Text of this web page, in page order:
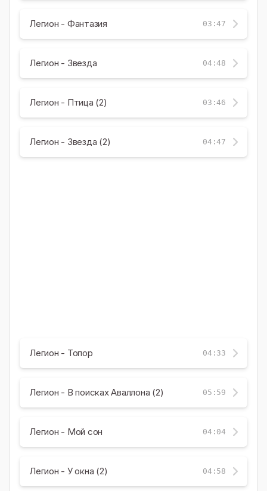
Легион - Фантазия 03:47
Легион - Звезда 04:48
Легион - Птица (2) 03:46
Легион - Звезда (2) 04:47
Легион - Топор 04:33
Легион - В поисках Аваллона (2) 05:59
Легион - Мой сон 04:04
Легион - У окна (2) 04:58